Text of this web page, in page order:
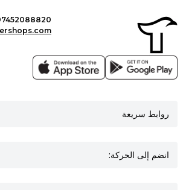
روابط سريعة
انضم إلى الحركة: